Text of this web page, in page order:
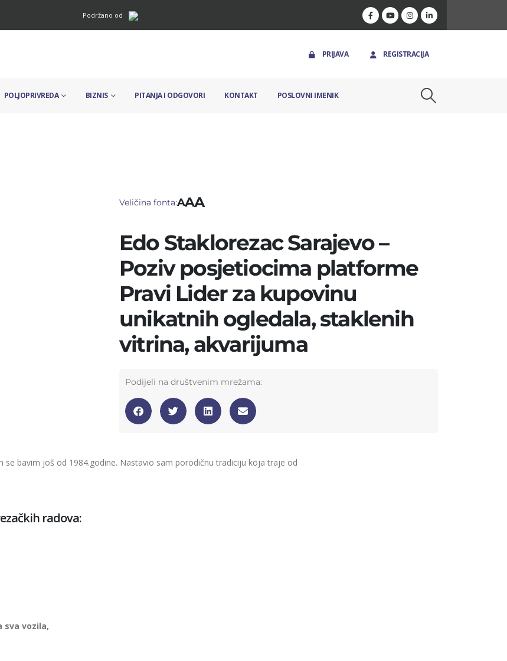
Podržano od
PRIJAVA REGISTRACIJA
POLJOPRIVREDA BIZNIS PITANJA I ODGOVORI KONTAKT POSLOVNI IMENIK
Veličina fonta:AAA
Edo Staklorezac Sarajevo –
Poziv posjetiocima platforme
Pravi Lider za kupovinu
unikatnih ogledala, staklenih
vitrina, akvarijuma
Podijeli na društvenim mrežama:
se bavim još od 1984.godine. Nastavio sam porodičnu tradiciju koja traje od
radova:
sva vozila,